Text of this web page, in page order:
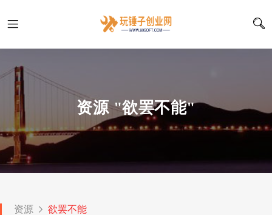
资源 "欲罢不能"
资源 欲罢不能